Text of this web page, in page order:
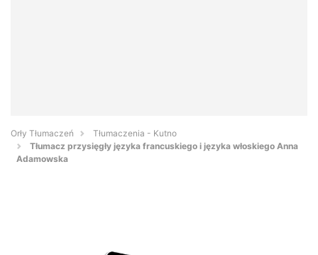
Orły Tłumaczeń
Tłumaczenia - Kutno
Tłumacz przysięgły języka francuskiego i języka włoskiego Anna
Adamowska